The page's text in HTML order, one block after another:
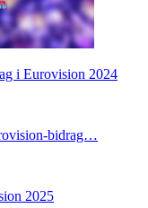
i Eurovision 2024
bidrag…
2025